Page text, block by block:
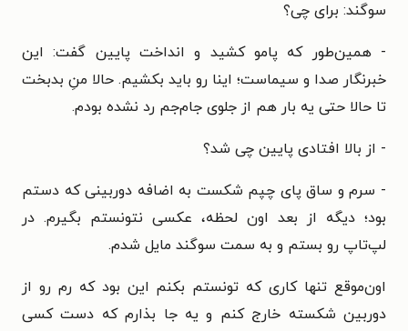
سوگند: برای چی؟
- همین‌طور که پامو کشید و انداخت پایین گفت: این
خبرنگار صدا و سیماست؛ اینا رو باید بکشیم. حالا منِ بدبخت
تا حالا حتی یه بار هم از جلوی جام‌جم رد نشده بودم.
- از بالا افتادی پایین چی شد؟
- سرم و ساق پای چپم شکست به اضافه دوربینی که دستم
بود؛ دیگه از بعد اون لحظه، عکسی نتونستم بگیرم. در
لپ‌تاپ رو بستم و به سمت سوگند مایل شدم.
اون‌موقع تنها کاری که تونستم بکنم این بود که رم رو از
دوربین شکسته خارج کنم و یه جا بذارم که دست کسی